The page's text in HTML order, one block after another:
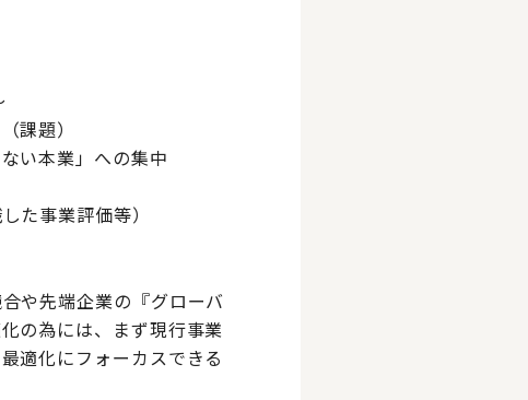
課題）
い本業」への集中
た事業評価等）
や先端企業の『グローバ
の為には、まず現行事業
適化にフォーカスできる